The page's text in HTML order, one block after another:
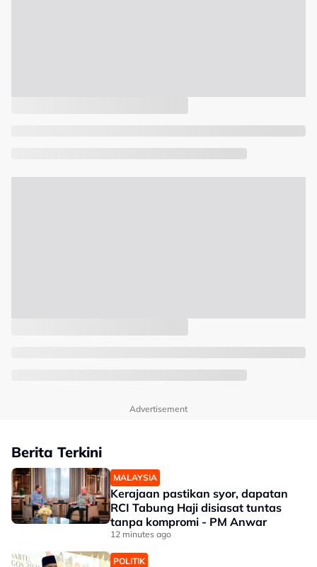
Advertisement
Berita Terkini
MALAYSIA
Kerajaan pastikan syor, dapatan
RCI Tabung Haji disiasat tuntas
tanpa kompromi - PM Anwar
12 minutes ago
POLITIK